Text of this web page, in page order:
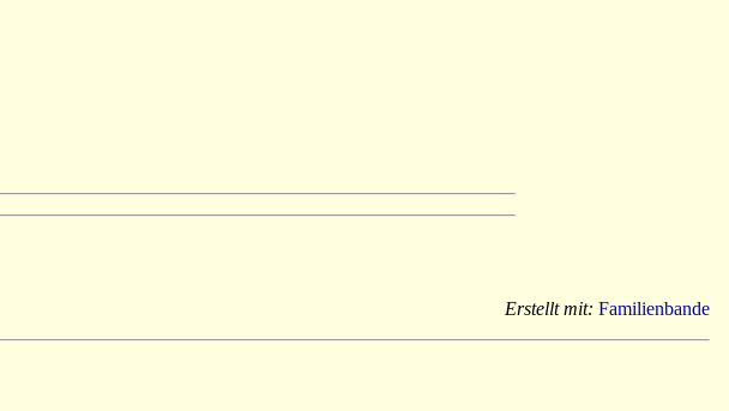
Erstellt mit: Familienbande